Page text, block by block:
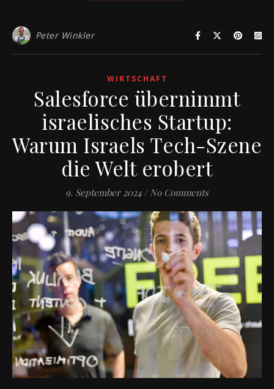
Peter Winkler
WIRTSCHAFT
Salesforce übernimmt
israelisches Startup:
Warum Israels Tech-Szene
die Welt erobert
9. September 2024 / No Comments